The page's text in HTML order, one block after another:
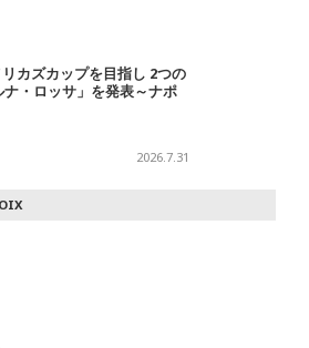
カズカップを目指し 2つの
・ロッサ」を発表～ナポ
2026.7.31